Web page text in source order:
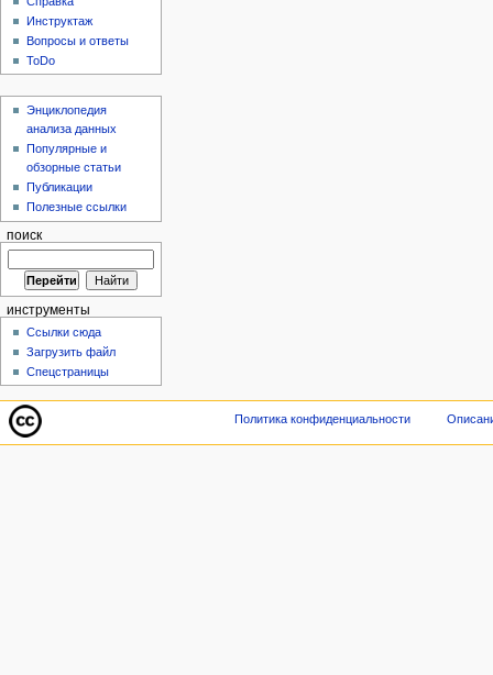
Инструктаж
Вопросы и ответы
ToDo
Энциклопедия
анализа данных
Популярные и
обзорные статьи
Публикации
Полезные ссылки
поиск
инструменты
Ссылки сюда
Загрузить файл
Спецстраницы
Политика конфиденциальности